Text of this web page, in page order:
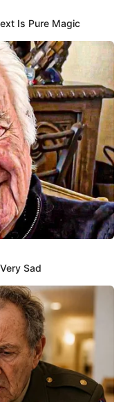
de
escenas hot de su
la razón.
el trabajo del
que
importantísimo el
del crecimiento
son como) '¿Te
tampoco lo veo'",
Barboza y Gianella
"Mujeres de la
tras
por muy corto
de Latina,
alejó del todo del